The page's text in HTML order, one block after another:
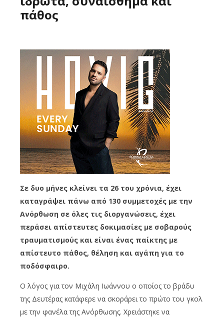
πάθος
Σε δυο μήνες κλείνει τα 26 του χρόνια, έχει
καταγράψει πάνω από 130 συμμετοχές με την
Ανόρθωση σε όλες τις διοργανώσεις, έχει
περάσει απίστευτες δοκιμασίες με σοβαρούς
τραυματισμούς και είναι ένας παίκτης με
απίστευτο πάθος, θέληση και αγάπη για το
ποδόσφαιρο.
Ο λόγος για τον Μιχάλη Ιωάννου ο οποίος το βράδυ
της Δευτέρας κατάφερε να σκοράρει το πρώτο του γκολ
με την φανέλα της Ανόρθωσης. Χρειάστηκε να